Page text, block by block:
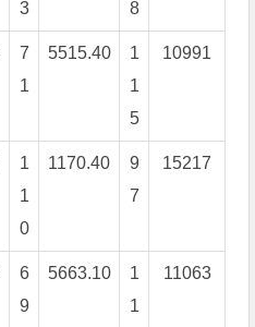
3 8
7
1
5515.40
1
1
5
10991
1
1
0
1170.40
9
7
15217
6
9
5663.10
1
1
11063